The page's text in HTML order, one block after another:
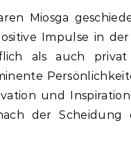
Miosga
Impulse in der
als auch
und
der